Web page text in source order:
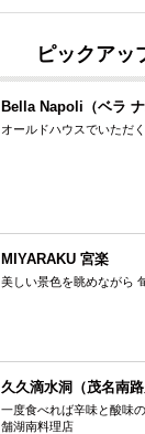
ピックアッ
Bella Napoli（ベラ
オールドハウスでいただ
MIYARAKU 宮楽
美しい景色を眺めながら
久久滴水洞（茂名南路
一度食べれば辛味と酸味
舗湖南料理店